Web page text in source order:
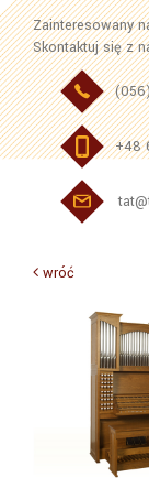
Zainteresowany
Skontaktuj się z
+48
wróć